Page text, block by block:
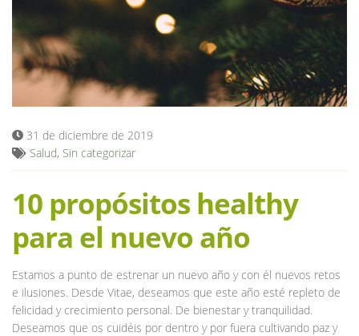
31 de diciembre de 2019
Salud, Sin categorizar
10 propósitos healthy
para el nuevo año
Estamos a punto de estrenar un nuevo año y con él nuevos retos
e ilusiones. Desde Vitae, deseamos que este año esté repleto de
felicidad y crecimiento personal. De bienestar y tranquilidad.
Deseamos que os cuidéis por dentro y por fuera cultivando paz y